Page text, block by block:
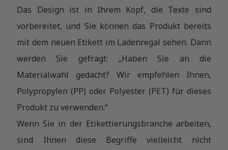
Das Design ist in Ihrem Kopf, die Texte sind
vorbereitet, und Sie können das Produkt bereits
mit dem neuen Etikett im Ladenregal sehen. Dann
werden Sie gefragt: „Haben Sie an die
Materialwahl gedacht? Wir empfehlen Ihnen,
Polypropylen (PP) oder Polyester (PET) für dieses
Produkt zu verwenden.“
Wenn Sie in der Etikettierungsbranche arbeiten,
sind Ihnen diese Begriffe vielleicht nicht